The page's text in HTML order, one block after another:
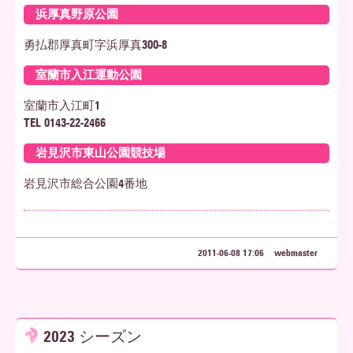
浜厚真野原公園
勇払郡厚真町字浜厚真300-8
室蘭市入江運動公園
室蘭市入江町1
TEL 0143-22-2466
岩見沢市東山公園競技場
岩見沢市総合公園4番地
2011-06-08 17:06 webmaster
2023 シーズン